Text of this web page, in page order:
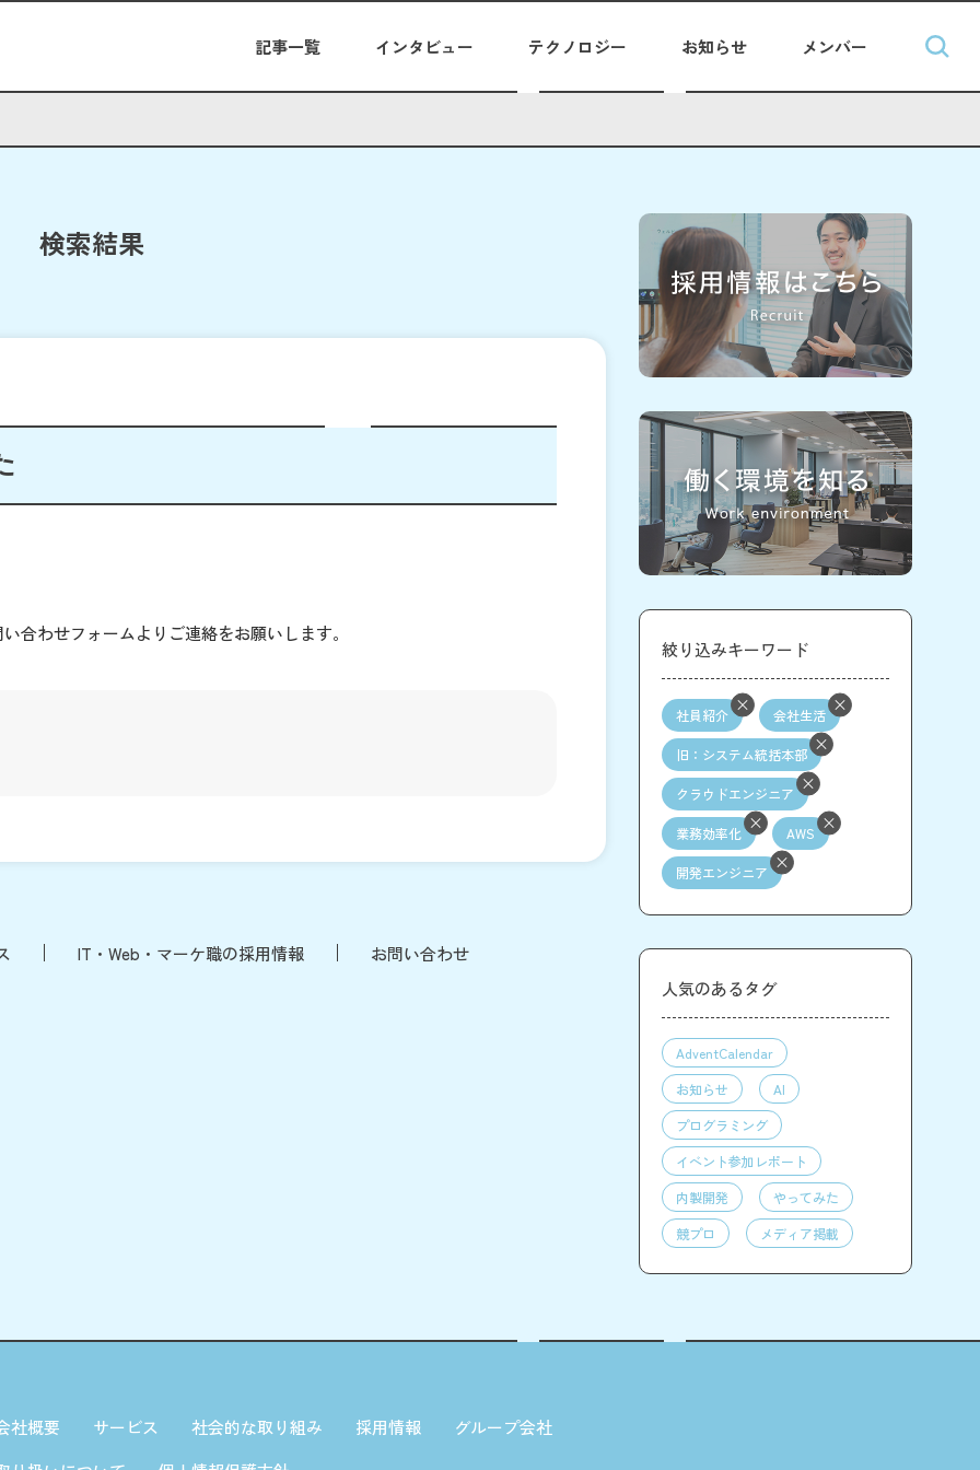
記事一覧 インタビュー テクノロジー お知らせ メンバー
検索結果
合わせフォームよりご連絡をお願いします。
IT・Web・マーケ職の採用情報 お問い合わせ
絞り込みキーワード
社員紹介 会社生活
旧：システム統括本部
クラウドエンジニア
業務効率化 AWS
開発エンジニア
人気のあるタグ
AdventCalendar
お知らせ
AI
プログラミング
イベント参加レポート
内製開発
やってみた
競プロ
メディア掲載
社概要 サービス 社会的な取り組み 採用情報
グループ会社